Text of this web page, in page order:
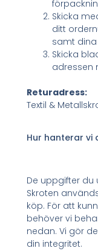
Skicka
ditt
samt
Skicka
adressen
Returadress:
Textil &
Hur hanterar vi
De uppgifter
Skroten
köp. För att
behöver vi
nedan. Vi gör
din integritet.